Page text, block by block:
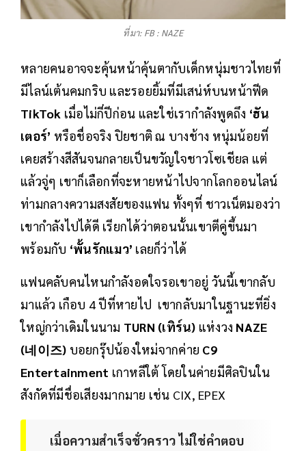
ที่มา: FB : NAZE
หลายคนอาจจะคุ้นหน้าคุ้นตากับเด็กหนุ่มชาวไทยที่
มีไลน์เต้นคมกริบ และรอยยิ้มที่มีเสน่ห์บนหน้าฟีด
TikTok เมื่อไม่กี่ปีก่อน และใช่เรากำลังพูดถึง ‘ฮัน
เตอร์’ หรือชื่อจริง ปิยชาติ ณ บางช้าง หนุ่มน้อยที่
เคยสร้างสีสันจนกลายเป็นขวัญใจชาวโซเชียล แต่
แล้วจู่ๆ เขาก็เลือกที่จะหายหน้าไปจากโลกออนไลน์
ท่ามกลางความสงสัยของแฟน ทั้งๆที่ ชาวเน็ตมองว่า
เขากำลังไปได้ดี เรียกได้ว่าตอนนั้นเขาตีคู่ขึ้นมา
พร้อมกับ ‘พั้นรักแมว’ เลยก็ว่าได้
แฟนคลับคนไหนกำลังอดใจรอเขาอยู่ วันนี้เขากลับ
มาแล้ว เกือบ 4 ปีที่หายไป เขากลับมาในฐานะที่ยิ่ง
ใหญ่กว่าเดิมในนาม TURN (เทิร์น) แห่งวง NAZE
(네이즈) บอยกรุ๊ปน้องใหม่จากค่าย C9
Entertainment เกาหลีใต้ โดยในค่ายมีศิลปินใน
สังกัดที่มีชื่อเสียงมากมาย เช่น CIX, EPEX
เมื่อความสำเร็จชั่วคราว ไม่ใช่คำตอบ